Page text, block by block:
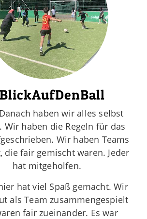
haben wir alles selbst
Wir haben die Regeln für das
Wir haben Teams
die fair gemischt waren. Jeder
hat mitgeholfen.
hat viel Spaß gemacht. Wir
als Team zusammengespielt
fair zueinander. Es war